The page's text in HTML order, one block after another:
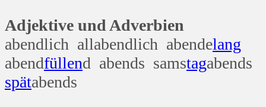
Adjektive und Adverbien
abendlich allabendlich abendelang
abendfüllend abends samstagabends
spätabends